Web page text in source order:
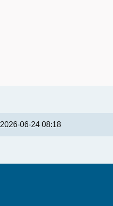
2026-06-24 08:18